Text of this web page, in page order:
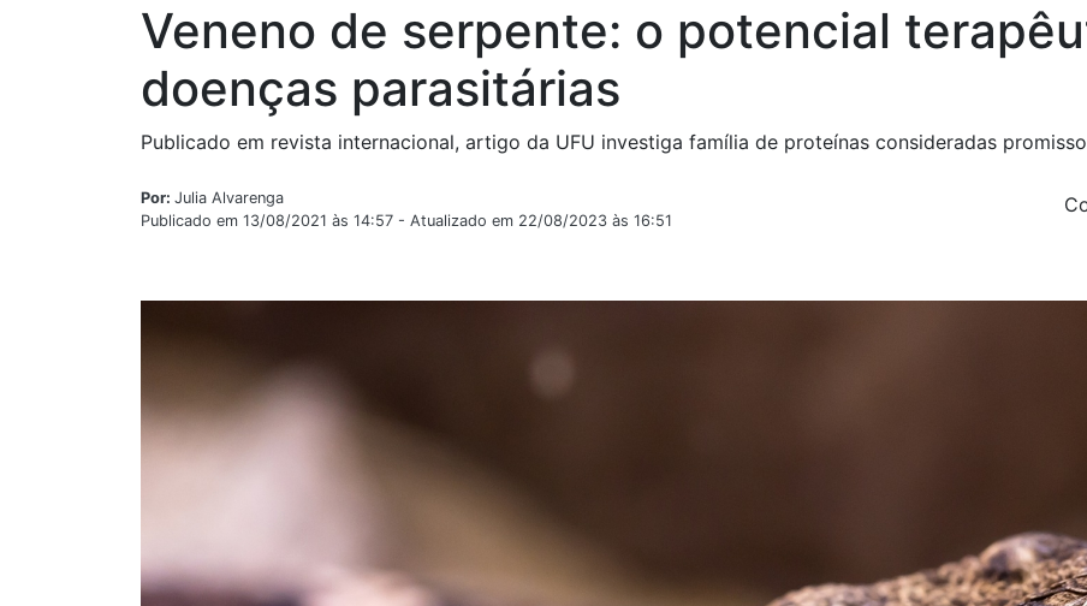
Veneno de serpente: o potencial
doenças parasitárias
Publicado em revista internacional, artigo da UFU investiga família de proteínas consideradas
Por: Julia Alvarenga
Publicado em 13/08/2021 às 14:57 - Atualizado em 22/08/2023 às 16:51